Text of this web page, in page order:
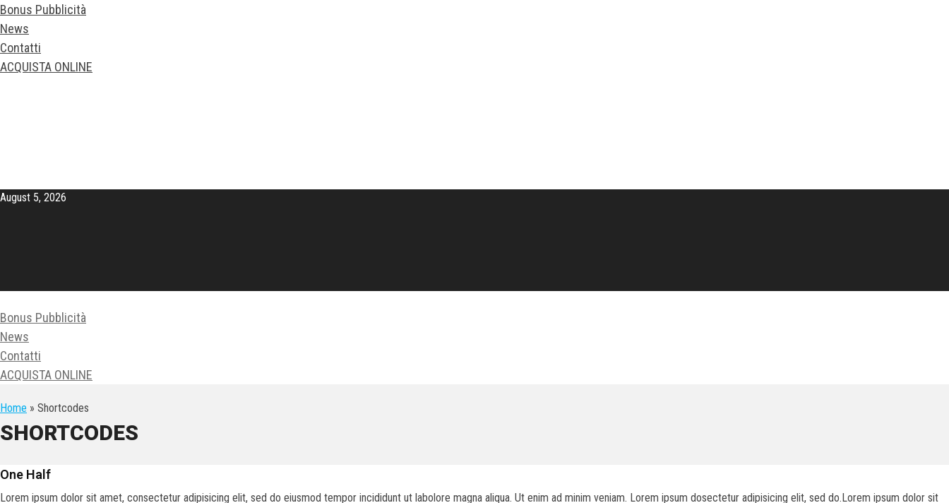
Bonus Pubblicità
News
Contatti
ACQUISTA ONLINE
August 5, 2026
Bonus Pubblicità
News
Contatti
ACQUISTA ONLINE
Home » Shortcodes
SHORTCODES
One Half
Lorem ipsum dolor sit amet, consectetur adipisicing elit, sed do eiusmod tempor incididunt ut labolore magna aliqua. Ut enim ad minim veniam. Lorem ipsum dosectetur adipisicing elit, sed do.Lorem ipsum dolor sit